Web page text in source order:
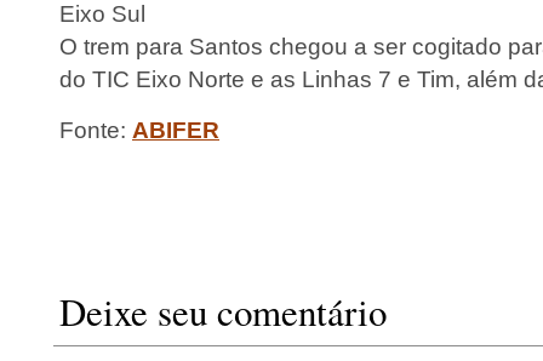
Eixo Sul
O trem para Santos chegou a ser cogitado
do TIC Eixo Norte e as Linhas 7 e Tim, além
Fonte: ABIFER
Deixe seu comentário